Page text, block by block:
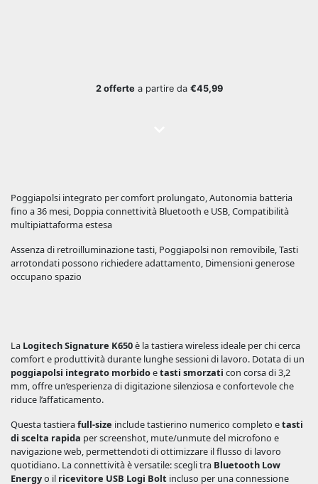
2 offertea partire da €45,99
Poggiapolsi integrato per comfort prolungato, Autonomia batteria
fino a 36 mesi, Doppia connettività Bluetooth e USB, Compatibilità
multipiattaforma estesa
Assenza di retroilluminazione tasti, Poggiapolsi non removibile, Tasti
arrotondati possono richiedere adattamento, Dimensioni generose
occupano spazio
La Logitech Signature K650è la tastiera wireless ideale per chi cerca
comfort e produttività durante lunghe sessioni di lavoro. Dotata di un
poggiapolsi integrato morbidoetasti smorzati con corsa di 3,2
mm, offre un’esperienza di digitazione silenziosa e confortevole che
riduce l’affaticamento.
Questa tastierafull-size include tastierino numerico completo etasti
di scelta rapida per screenshot, mute/unmute del microfono e
navigazione web, permettendoti di ottimizzare il flusso di lavoro
quotidiano. La connettività è versatile: scegli tra Bluetooth Low
Energyo il ricevitore USB Logi Bolt incluso per una connessione